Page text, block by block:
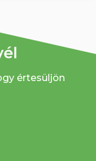
értesüljön